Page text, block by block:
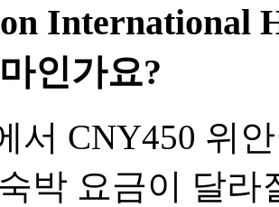
International
인가요?
서 CNY450 위
박 요금이 달라